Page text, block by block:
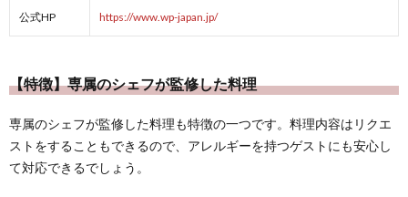
公式HP https://www.wp-japan.jp/
【特徴】専属のシェフが監修した料理
専属のシェフが監修した料理も特徴の一つです。料理内容はリクエ
ストをすることもできるので、アレルギーを持つゲストにも安心し
て対応できるでしょう。